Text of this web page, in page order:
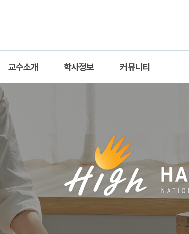
교수소개
교직원
학사정보 커뮤니티
자료실
채용공고